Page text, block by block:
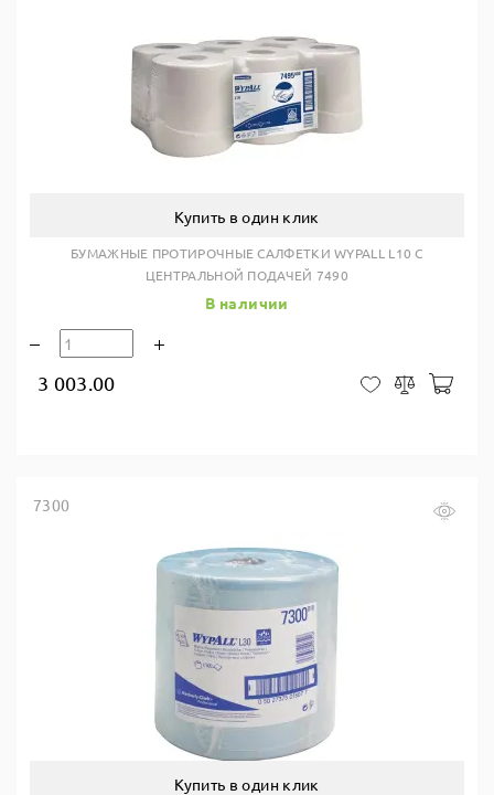
Купить в один клик
БУМАЖНЫЕ ПРОТИРОЧНЫЕ САЛФЕТКИ WYPALL L10 С
ЦЕНТРАЛЬНОЙ ПОДАЧЕЙ 7490
В наличии
3 003.00 В закладки
Сравнить
7300
Купить в один клик